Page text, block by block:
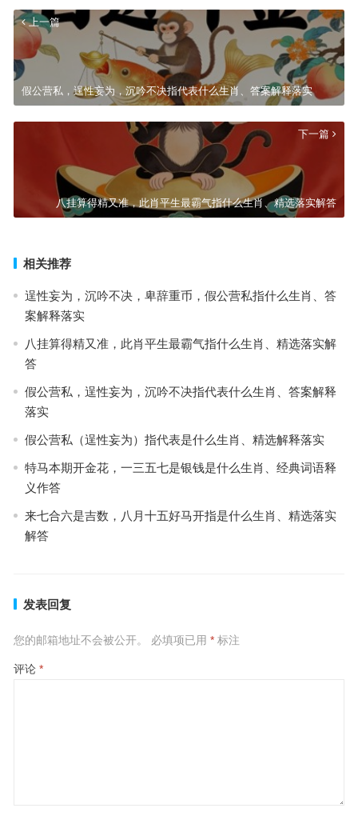
上一篇
假公营私，逞性妄为，沉吟不决指代表什么生肖、答案解释落实
下一篇
八挂算得精又准，此肖平生最霸气指什么生肖、精选落实解答
相关推荐
逞性妄为，沉吟不决，卑辞重币，假公营私指什么生肖、答
案解释落实
八挂算得精又准，此肖平生最霸气指什么生肖、精选落实解
答
假公营私，逞性妄为，沉吟不决指代表什么生肖、答案解释
落实
假公营私（逞性妄为）指代表是什么生肖、精选解释落实
特马本期开金花，一三五七是银钱是什么生肖、经典词语释
义作答
来七合六是吉数，八月十五好马开指是什么生肖、精选落实
解答
发表回复
您的邮箱地址不会被公开。 必填项已用 *标注
评论 *